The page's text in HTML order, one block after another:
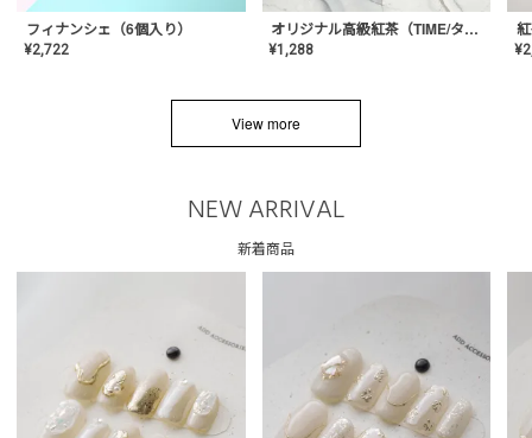
フィナンシェ（6個入り）
¥2,722
オリジナル高級紅茶（TIME/タイム）【ギフト/プチギフト/プレゼント/内祝い/結婚式/オリジナル配合/高品質/ハーブティー/茶葉/記念日/お返し/手土産/美容/おしゃれ】
¥1,288 ¥
View more
NEW ARRIVAL
新着商品